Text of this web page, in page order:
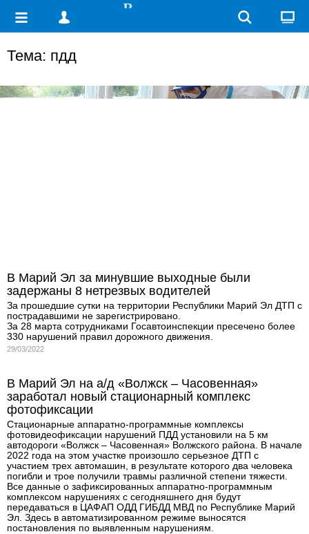
Тема: пдд
В Марий Эл за минувшие выходные были
задержаны 8 нетрезвых водителей
За прошедшие сутки на территории Республики Марий Эл ДТП с
пострадавшими не зарегистрировано.
За 28 марта сотрудниками Госавтоинспекции пресечено более
330 нарушений правил дорожного движения.
29/03/2022
В Марий Эл на а/д «Волжск – Часовенная»
заработал новый стационарный комплекс
фотофиксации
Стационарные аппаратно-программные комплексы
фотовидеофиксации нарушений ПДД установили на 5 км
автодороги «Волжск – Часовенная» Волжского района. В начале
2022 года на этом участке произошло серьезное ДТП с
участием трех автомашин, в результате которого два человека
погибли и трое получили травмы различной степени тяжести.
Все данные о зафиксированных аппаратно-программным
комплексом нарушениях с сегодняшнего дня будут
передаваться в ЦАФАП ОДД ГИБДД МВД по Республике Марий
Эл. Здесь в автоматизированном режиме выносятся
постановления по выявленным нарушениям.